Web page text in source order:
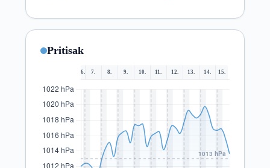
Pritisak
6. 7. 8. 9. 10. 11. 12. 13. 14. 15.